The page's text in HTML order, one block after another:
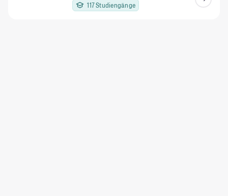
117 Studiengänge